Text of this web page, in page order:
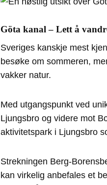
Göta kanal – Lett å
Sveriges kanskje mest
besøke om sommeren,
vakker natur.
Med utgangspunkt ved
Ljungsbro og videre mot
aktivitetspark i Ljungsbro
Strekningen Berg-
kan virkelig anbefales et